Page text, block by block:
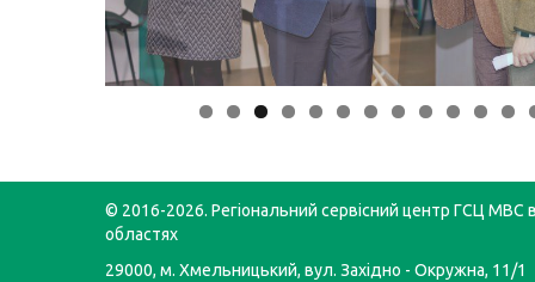
© 2016-2026. Регіональний сервісний центр ГСЦ МВС
областях
29000, м. Хмельницький, вул. Західно - Окружна, 11/1